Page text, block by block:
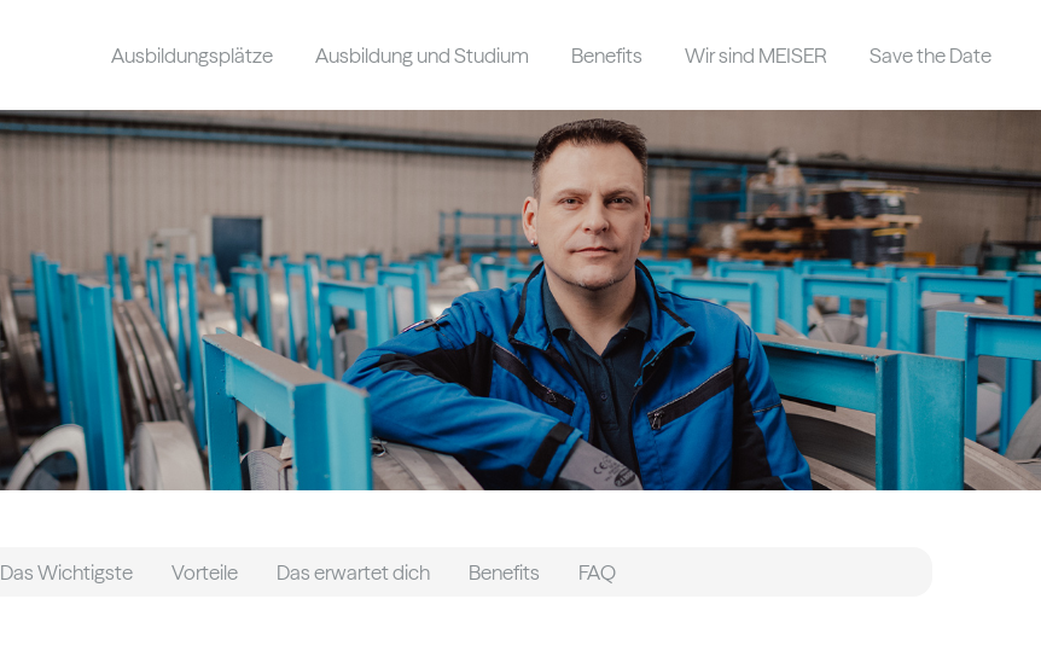
Ausbildungsplätze Ausbildung und Studium Benefits Wir sind MEISER Save the Date
Das Wichtigste Vorteile Das erwartet dich Benefits FAQ